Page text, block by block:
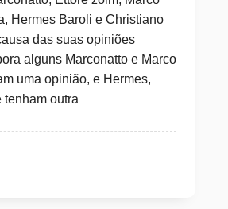
Hermes Baroli e Christiano
das suas opiniões
alguns Marconatto e Marco
uma opinião, e Hermes,
tenham outra